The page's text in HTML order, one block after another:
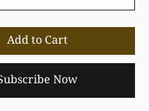
Add to Cart
Now